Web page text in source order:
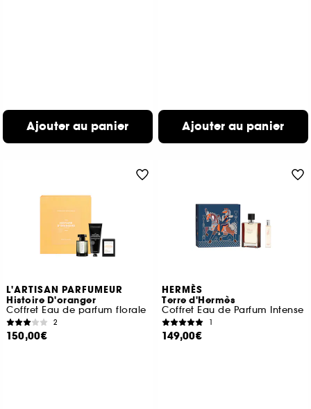
Ajouter au panier Ajouter au panier
L'ARTISAN PARFUMEUR
Histoire D'oranger
Coffret Eau de parfum florale
2
150,00€
HERMÈS
Terre d'Hermès
Coffret Eau de Parfum Intense
1
149,00€